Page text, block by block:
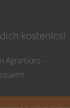
kostenlos!
Agrarbüro -